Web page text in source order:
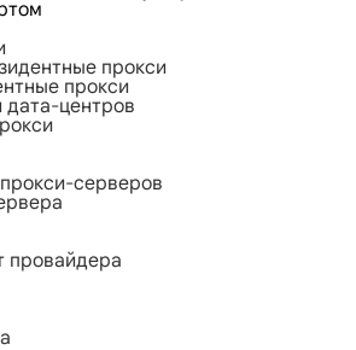
прокси
прокси
дата-центров
серверов
провайдера